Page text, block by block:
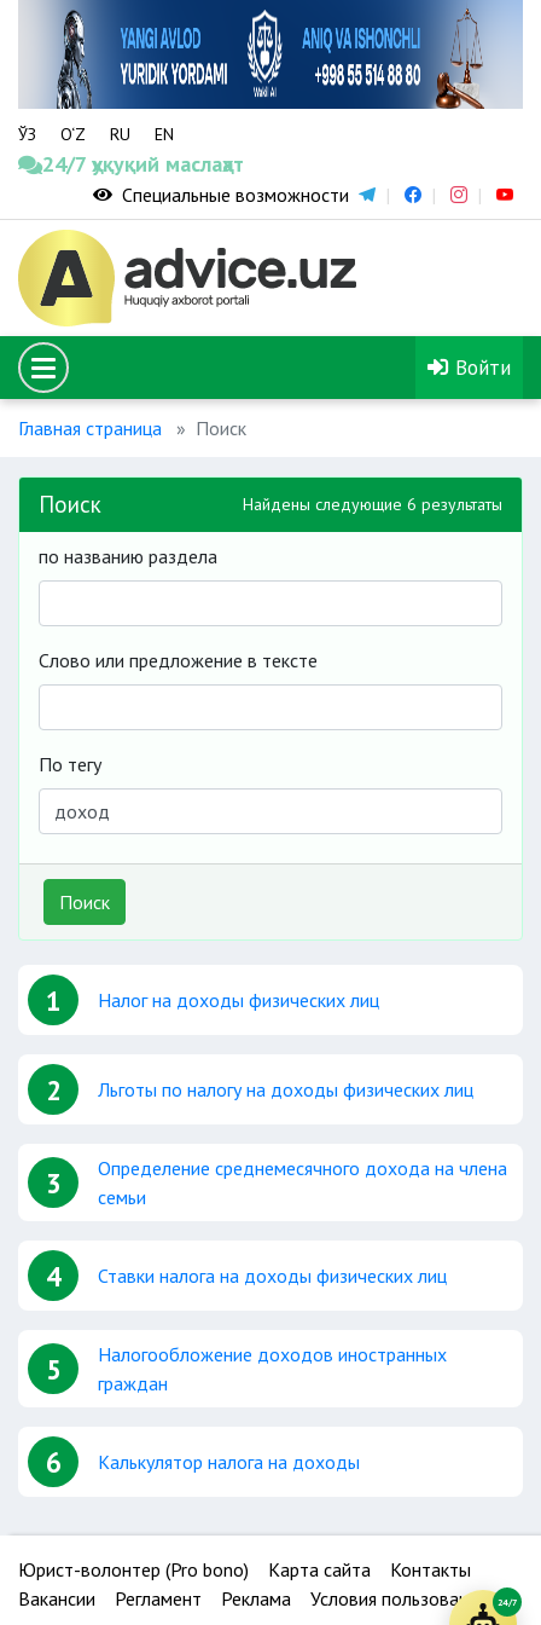
ЎЗ O‘Z RU EN
24/7 ҳуқуқий маслаҳат
Специальные возможности
Войти
Главная страница Поиск
Поиск Найдены следующие 6 результаты
по названию раздела
Слово или предложение в тексте
По тегу
Поиск
1 Налог на доходы физических лиц
2 Льготы по налогу на доходы физических лиц
3
Определение среднемесячного дохода на члена
семьи
4 Ставки налога на доходы физических лиц
5
Налогообложение доходов иностранных
граждан
6 Калькулятор налога на доходы
Юрист-волонтер (Pro bono) Карта сайта
Контакты
Вакансии
Регламент Реклама Условия пользования 24/7